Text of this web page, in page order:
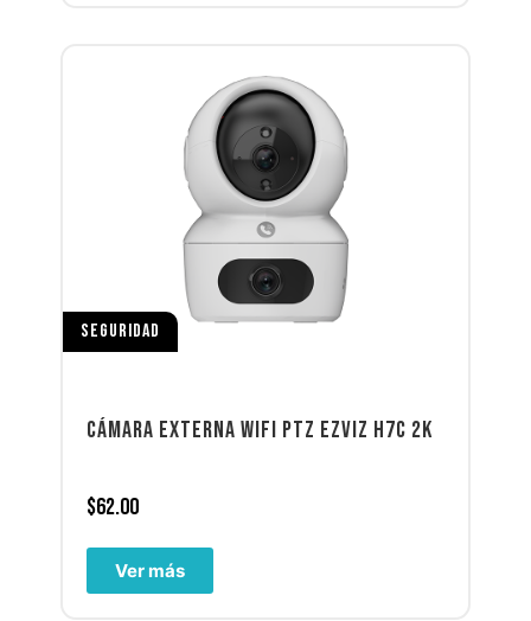
SEGURIDAD
CÁMARA EXTERNA WIFI PTZ EZVIZ H7C 2K
$62.00
Ver más